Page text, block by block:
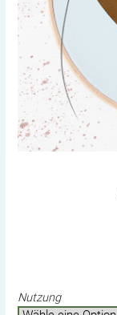
Nutzung